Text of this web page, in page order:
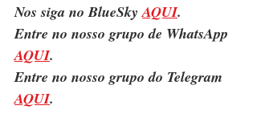
Nos siga no BlueSky AQUI.
Entre no nosso grupo de WhatsApp
AQUI.
Entre no nosso grupo do Telegram
AQUI.